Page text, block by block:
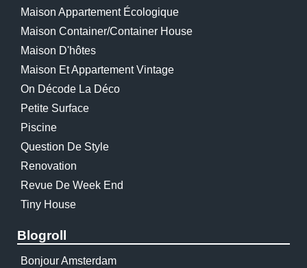
Maison Appartement Écologique
Maison Container/container House
Maison D'hôtes
Maison Et Appartement Vintage
On Décode La Déco
Petite Surface
Piscine
Question De Style
Renovation
Revue De Week End
Tiny House
Blogroll
Bonjour Amsterdam